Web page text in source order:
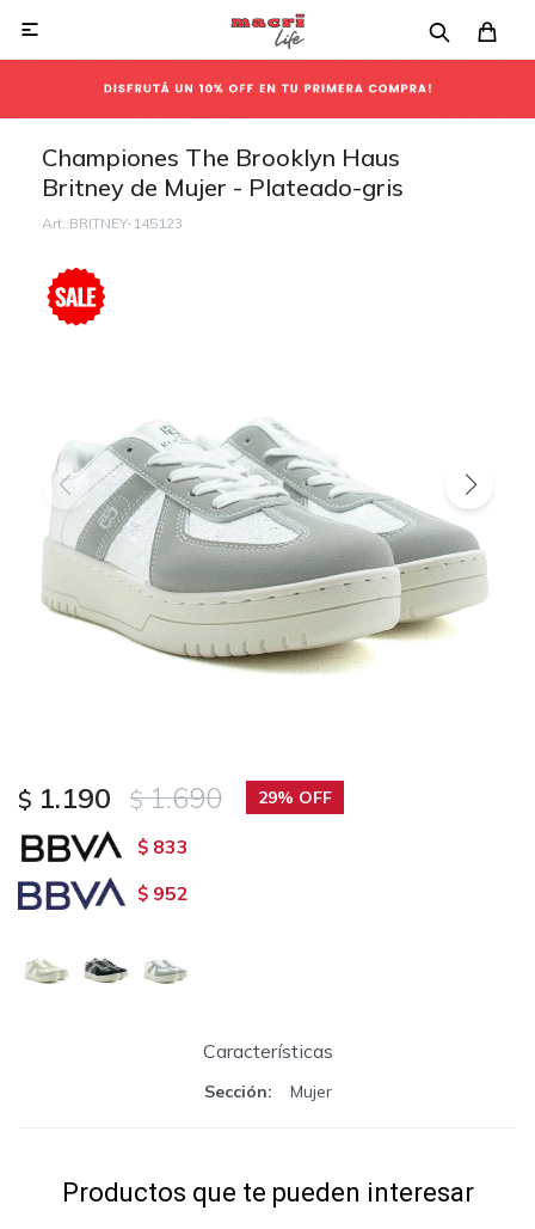

Championes The Brooklyn Haus
Britney de Mujer - Plateado-gris
BRITNEY-145123
$ 1.190 $ 1.690 29
$ 833
$ 952
Características
Sección Mujer
Productos que te pueden interesar